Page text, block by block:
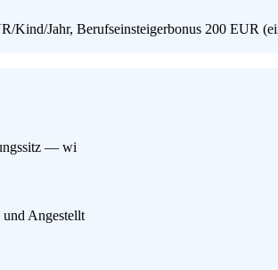
Jahr, Berufseinsteigerbonus 200 EUR
— wi
Angestellt